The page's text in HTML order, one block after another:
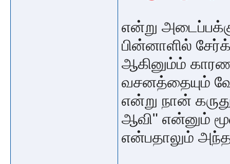
என்று
பின்னாளில்
ஆகினும்ம்
வசனத்தையும்
என்று நான்
ஆவி" என்னும்
என்பதாலும்